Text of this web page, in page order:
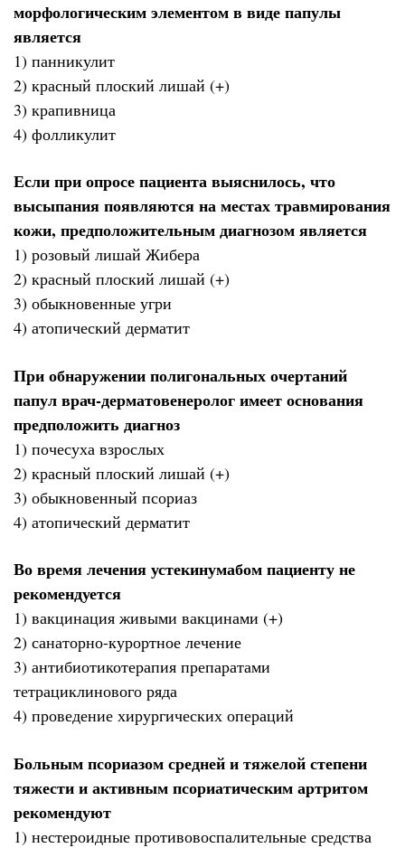
морфологическим элементом в виде папулы
является
1) панникулит
2) красный плоский лишай (+)
3) крапивница
4) фолликулит
Если при опросе пациента выяснилось, что
высыпания появляются на местах травмирования
кожи, предположительным диагнозом является
1) розовый лишай Жибера
2) красный плоский лишай (+)
3) обыкновенные угри
4) атопический дерматит
При обнаружении полигональных очертаний
папул врач-дерматовенеролог имеет основания
предположить диагноз
1) почесуха взрослых
2) красный плоский лишай (+)
3) обыкновенный псориаз
4) атопический дерматит
Во время лечения устекинумабом пациенту не
рекомендуется
1) вакцинация живыми вакцинами (+)
2) санаторно-курортное лечение
3) антибиотикотерапия препаратами
тетрациклинового ряда
4) проведение хирургических операций
Больным псориазом средней и тяжелой степени
тяжести и активным псориатическим артритом
рекомендуют
1) нестероидные противовоспалительные средства